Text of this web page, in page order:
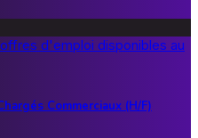
Commerciaux (H/F)